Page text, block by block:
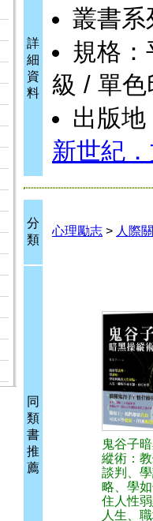
詳
細
資
料
叢書系
規格
級 / 單
出版
新世紀
分
類
心理勵志 > 人際
同
類
書
推
薦
鬼谷子
縱術：
談判、
略、學
住人性弱
人生、